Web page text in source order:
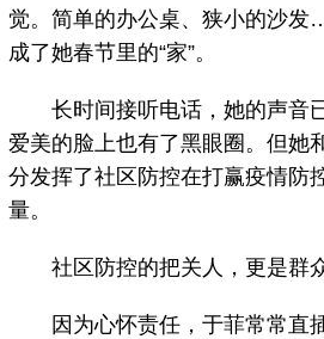
觉。简单的办公桌、狭小的沙
成了她春节里的“家”。
长时间接听电话，她的声音已
爱美的脸上也有了黑眼圈。但她
分发挥了社区防控在打赢疫情防
量。
社区防控的把关人，更是群
因为心怀责任，于菲常常直